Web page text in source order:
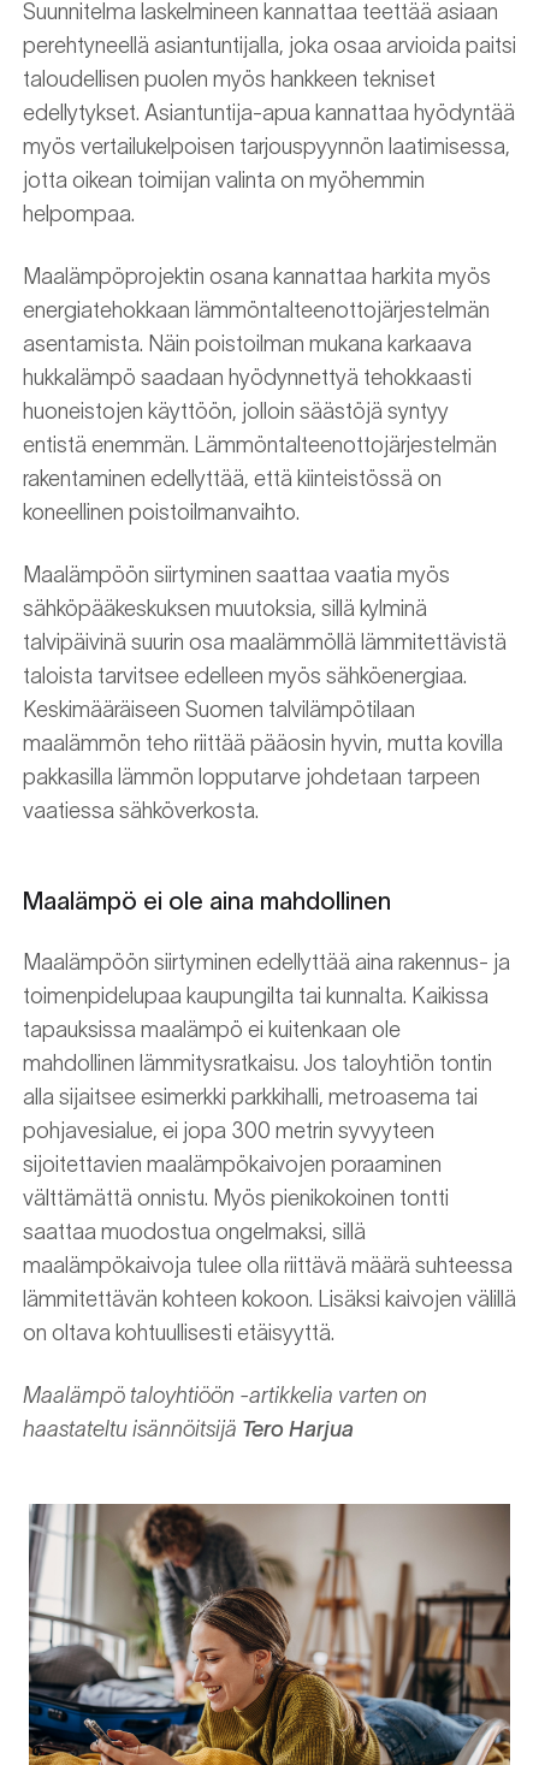
Suunnitelma laskelmineen kannattaa teettää asiaan
perehtyneellä asiantuntijalla, joka osaa arvioida paitsi
taloudellisen puolen myös hankkeen tekniset
edellytykset. Asiantuntija-apua kannattaa hyödyntää
myös vertailukelpoisen tarjouspyynnön laatimisessa,
jotta oikean toimijan valinta on myöhemmin
helpompaa.
Maalämpöprojektin osana kannattaa harkita myös
energiatehokkaan lämmöntalteenottojärjestelmän
asentamista. Näin poistoilman mukana karkaava
hukkalämpö saadaan hyödynnettyä tehokkaasti
huoneistojen käyttöön, jolloin säästöjä syntyy
entistä enemmän. Lämmöntalteenottojärjestelmän
rakentaminen edellyttää, että kiinteistössä on
koneellinen poistoilmanvaihto.
Maalämpöön siirtyminen saattaa vaatia myös
sähköpääkeskuksen muutoksia, sillä kylminä
talvipäivinä suurin osa maalämmöllä lämmitettävistä
taloista tarvitsee edelleen myös sähköenergiaa.
Keskimääräiseen Suomen talvilämpötilaan
maalämmön teho riittää pääosin hyvin, mutta kovilla
pakkasilla lämmön lopputarve johdetaan tarpeen
vaatiessa sähköverkosta.
Maalämpö ei ole aina mahdollinen
Maalämpöön siirtyminen edellyttää aina rakennus- ja
toimenpidelupaa kaupungilta tai kunnalta. Kaikissa
tapauksissa maalämpö ei kuitenkaan ole
mahdollinen lämmitysratkaisu. Jos taloyhtiön tontin
alla sijaitsee esimerkki parkkihalli, metroasema tai
pohjavesialue, ei jopa 300 metrin syvyyteen
sijoitettavien maalämpökaivojen poraaminen
välttämättä onnistu. Myös pienikokoinen tontti
saattaa muodostua ongelmaksi, sillä
maalämpökaivoja tulee olla riittävä määrä suhteessa
lämmitettävän kohteen kokoon. Lisäksi kaivojen välillä
on oltava kohtuullisesti etäisyyttä.
Maalämpö taloyhtiöön -artikkelia varten on
haastateltu isännöitsijä Tero Harjua